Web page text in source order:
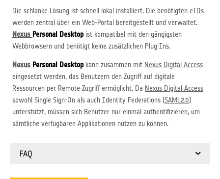
Die schlanke Lösung ist schnell lokal installiert. Die benötigten eIDs
werden zentral über ein Web-Portal bereitgestellt und verwaltet.
Nexus Personal Desktopist kompatibel mit den gängigsten
Webbrowsern und benötigt keine zusätzlichen Plug-Ins.
Nexus Personal Desktopkann zusammen mit Nexus Digital Access
eingesetzt werden, das Benutzern den Zugriff auf digitale
Ressourcen per Remote-Zugriff ermöglicht. Da Nexus Digital Access
sowohl Single Sign-On als auch Identity Federations (SAML2.0)
unterstützt, müssen sich Benutzer nur einmal authentifizieren, um
sämtliche verfügbaren Applikationen nutzen zu können.
FAQ